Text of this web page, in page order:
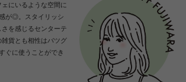
にいるような空間に
が◎。スタイリッシ
を感じるセンターテ
貨とも相性はバツグ
ぐに使うことができ